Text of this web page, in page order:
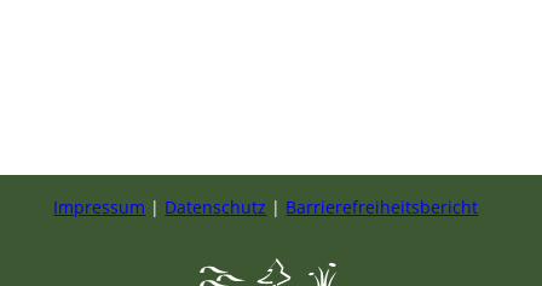
o
Impressum Datenschutz Barrierefreiheitsbericht